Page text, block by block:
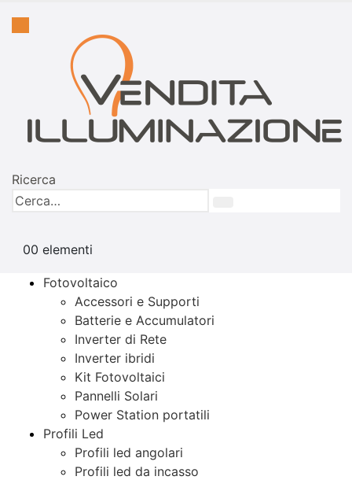
Ricerca
00 elementi
Fotovoltaico
Accessori e Supporti
Batterie e Accumulatori
Inverter di Rete
Inverter ibridi
Kit Fotovoltaici
Pannelli Solari
Power Station portatili
Profili Led
Profili led angolari
Profili led da incasso